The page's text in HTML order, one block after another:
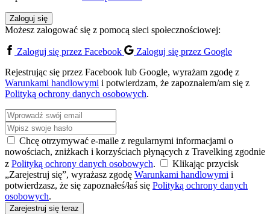
Zaloguj się
Możesz zalogować się z pomocą sieci społecznościowej:
Zaloguj się przez Facebook
Zaloguj się przez Google
Rejestrując się przez Facebook lub Google, wyrażam zgodę z
Warunkami handlowymi i potwierdzam, że zapoznałem/am się z
Polityką ochrony danych osobowych.
Chcę otrzymywać e-maile z regularnymi informacjami o
nowościach, zniżkach i korzyściach płynących z Travelking zgodnie
z Polityką ochrony danych osobowych.
Klikając przycisk
„Zarejestruj się”, wyrażasz zgodę Warunkami handlowymi i
potwierdzasz, że się zapoznałeś/łaś się Polityką ochrony danych
osobowych.
Zarejestruj się teraz